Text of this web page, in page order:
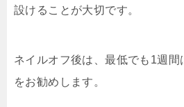
設けることが大切です。
ネイルオフ後は、最低でも1週間
をお勧めします。